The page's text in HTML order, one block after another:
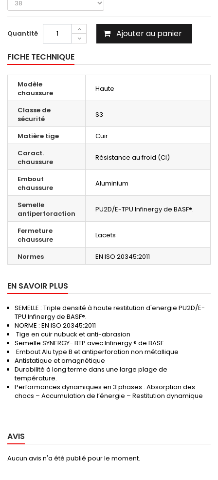
Quantité Ajouter au panier
FICHE TECHNIQUE
Modèle
chaussure
Haute
Classe de
sécurité
S3
Matière tige
Cuir
Caract.
chaussure
Résistance au froid (CI)
Embout
chaussure
Aluminium
Semelle
antiperforaction
PU2D/E-TPU Infinergy de BASF®.
Fermeture
chaussure
Lacets
Normes EN ISO 20345:2011
EN SAVOIR PLUS
SEMELLE : Triple densité à haute restitution d'energie PU2D/E-
TPU Infinergy de BASF®.
NORME : EN ISO 20345:2011
Tige en cuir nubuck et anti-abrasion
Semelle SYNERGY- BTP avec Infinergy ® de BASF
Embout Alu type B et antiperforation non métallique
Antistatique et amagnétique
Durabilité à long terme dans une large plage de
température.
Performances dynamiques en 3 phases : Absorption des
chocs – Accumulation de l’énergie – Restitution dynamique
AVIS
Aucun avis n'a été publié pour le moment.